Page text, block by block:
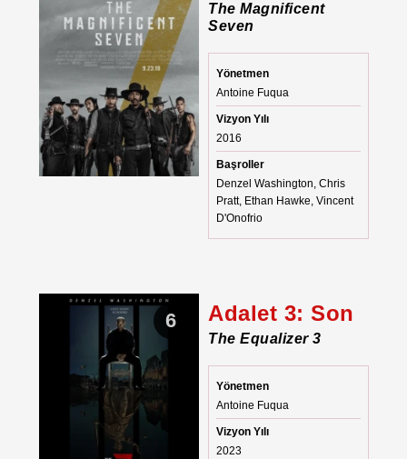
The Magnificent
Seven
Yönetmen
Antoine Fuqua
Vizyon Yılı
2016
Başroller
Denzel Washington, Chris
Pratt, Ethan Hawke, Vincent
D'Onofrio
6 Adalet 3: Son
The Equalizer 3
Yönetmen
Antoine Fuqua
Vizyon Yılı
2023